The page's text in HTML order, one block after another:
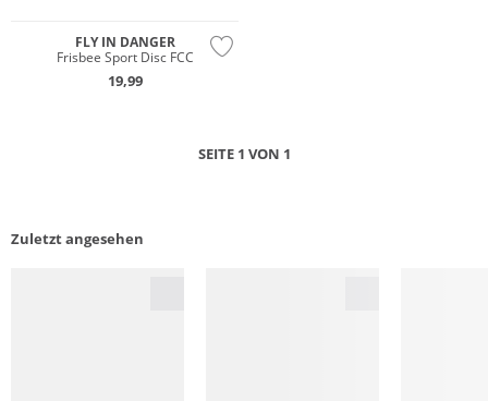
FLY IN DANGER
Frisbee Sport Disc FCC
19,99
SEITE 1 VON 1
Zuletzt angesehen